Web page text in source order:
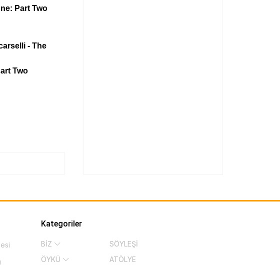
Part Two
- The
Two
Kategoriler
BİZ
ÖYKÜ
SÖYLEŞİ
ATÖLYE